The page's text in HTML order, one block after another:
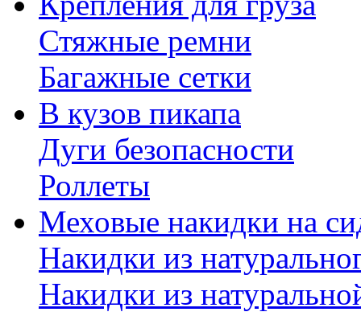
Стяжные ремни
Багажные сетки
В кузов пикапа
Дуги безопасности
Роллеты
Меховые накидки на
Накидки из
Накидки из